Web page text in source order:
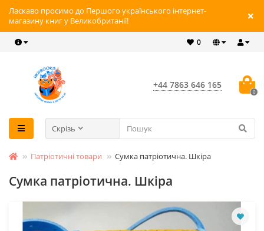
Ласкаво просимо до Першого українського інтернет-
магазину книг у Великобританії!
0
+44 7863 646 165
0
Скрізь
Патріотичні товари Сумка патріотична. Шкіра
Сумка патріотична. Шкіра